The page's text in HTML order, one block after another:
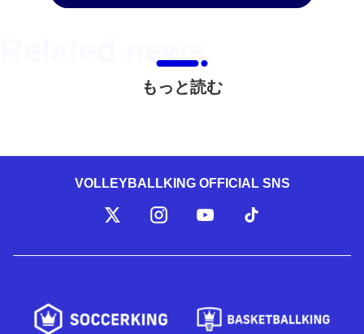
もっと読む
VOLLEYBALLKING OFFICIAL SNS